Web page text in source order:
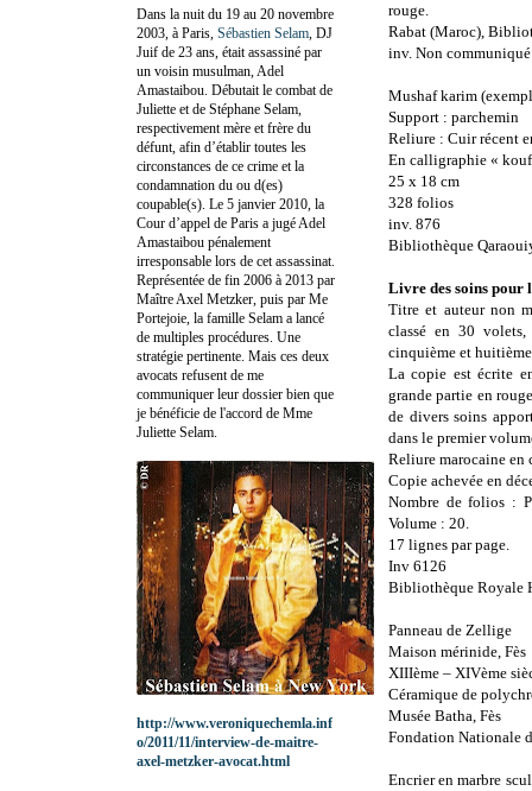
rouge.
Rabat (Maroc),
inv. Non communiqué
Mushaf karim
Support : parchemin
Reliure : Cuir récent
En calligraphie «
25 x 18 cm
328 folios
inv. 876
Bibliothèque
Livre des soins pour
Titre et auteur non
classé en 30
cinquième et
La copie est écrite
grande partie en
de divers soins
dans le premier
Reliure marocaine en
Copie achevée en
Nombre de folios :
Volume : 20.
17 lignes par page.
Inv 6126
Bibliothèque Royale
Panneau de Zellige
Maison mérinide, Fès
XIIIème – XIVème
Céramique de
Musée Batha, Fès
Fondation Nationale
Encrier en marbre
Dans la nuit du 19 au 20 novembre
2003, à Paris, Sébastien Selam , DJ
Juif de 23 ans, était assassiné par
un voisin musulman, Adel
Amastaibou. Débutait le combat de
Juliette et de Stéphane Selam,
respectivement mère et frère du
défunt, afin d’établir toutes les
circonstances de ce crime et la
condamnation du ou d(es)
coupable(s). Le 5 janvier 2010, la
Cour d’appel de Paris a jugé Adel
Amastaibou pénalement
irresponsable lors de cet assassinat.
Représentée de fin 2006 à 2013 par
Maître Axel Metzker, puis par Me
Portejoie, la famille Selam a lancé
de multiples procédures. Une
stratégie pertinente. Mais ces deux
avocats refusent de me
communiquer leur dossier bien que
je bénéficie de l'accord de Mme
Juliette Selam.
http://www.veroniquechemla.inf
o/2011/11/interview-de-maitre-
axel-metzker-avocat.html